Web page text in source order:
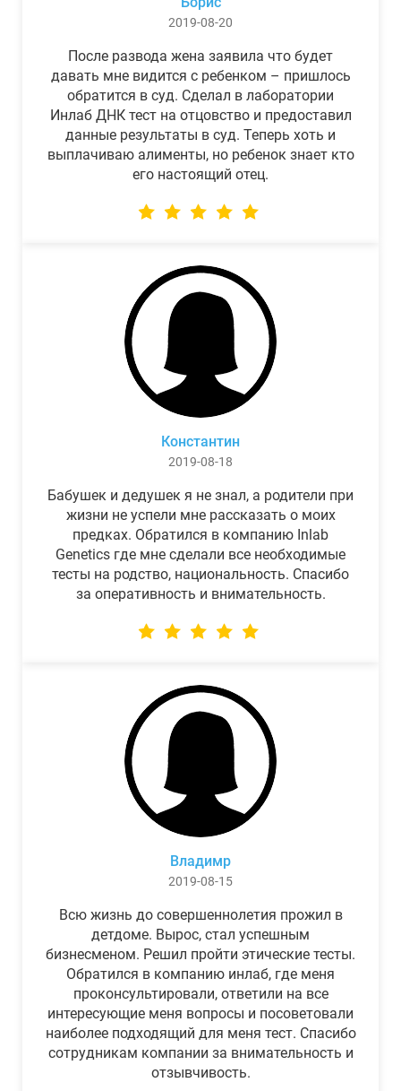
2019-08-20
После развода жена заявила что будет
давать мне видится с ребенком – пришлось
обратится в суд. Сделал в лаборатории
Инлаб ДНК тест на отцовство и предоставил
данные результаты в суд. Теперь хоть и
выплачиваю алименты, но ребенок знает кто
его настоящий отец.
Константин
2019-08-18
Бабушек и дедушек я не знал, а родители при
жизни не успели мне рассказать о моих
предках. Обратился в компанию Inlab
Genetics где мне сделали все необходимые
тесты на родство, национальность. Спасибо
за оперативность и внимательность.
Владимр
2019-08-15
Всю жизнь до совершеннолетия прожил в
детдоме. Вырос, стал успешным
бизнесменом. Решил пройти этические тесты.
Обратился в компанию инлаб, где меня
проконсультировали, ответили на все
интересующие меня вопросы и посоветовали
наиболее подходящий для меня тест. Спасибо
сотрудникам компании за внимательность и
отзывчивость.